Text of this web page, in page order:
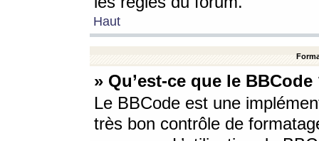
Haut
» Qu’est-ce que le BBCode
Le BBCode est une
très bon contrôle de